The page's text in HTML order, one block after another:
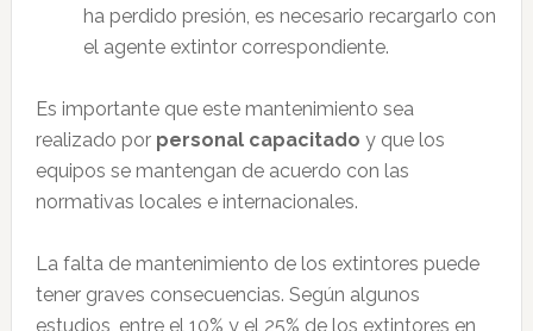
ha perdido presión, es necesario recargarlo con
el agente extintor correspondiente.
Es importante que este mantenimiento sea
realizado por personal capacitado y que los
equipos se mantengan de acuerdo con las
normativas locales e internacionales.
La falta de mantenimiento de los extintores puede
tener graves consecuencias. Según algunos
estudios, entre el 10% y el 25% de los extintores en